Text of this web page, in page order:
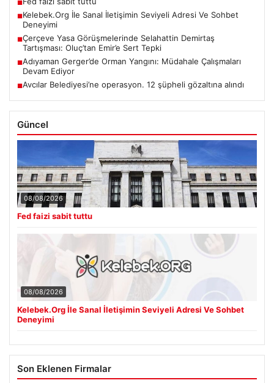
■
■Kelebek.Org İle Sanal İletişimin Seviyeli Adresi Ve Sohbet
Deneyimi
■Çerçeve Yasa Görüşmelerinde Selahattin Demirtaş
Tartışması: Oluç’tan Emir’e Sert Tepki
■Adıyaman Gerger’de Orman Yangını: Müdahale Çalışmaları
Devam Ediyor
■Avcılar Belediyesi’ne operasyon. 12 şüpheli gözaltına alındı
Güncel
08/08/2026
Fed faizi sabit tuttu
08/08/2026
Kelebek.Org İle Sanal İletişimin Seviyeli Adresi Ve Sohbet
Deneyimi
Son Eklenen Firmalar